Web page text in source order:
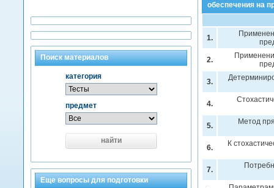
обеспечения на
1.
2.
3.
4.
5. Метод
6. К
7.
Поиск материалов
категория
предмет
найти
Еще вопросы для подготовки